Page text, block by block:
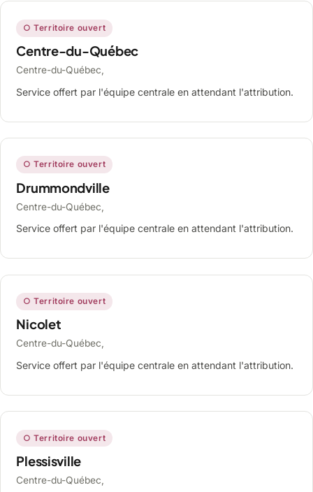
○ Territoire ouvert
Centre-du-Québec
Centre-du-Québec,
Service offert par l'équipe centrale en attendant l'attribution.
○ Territoire ouvert
Drummondville
Centre-du-Québec,
Service offert par l'équipe centrale en attendant l'attribution.
○ Territoire ouvert
Nicolet
Centre-du-Québec,
Service offert par l'équipe centrale en attendant l'attribution.
○ Territoire ouvert
Plessisville
Centre-du-Québec,